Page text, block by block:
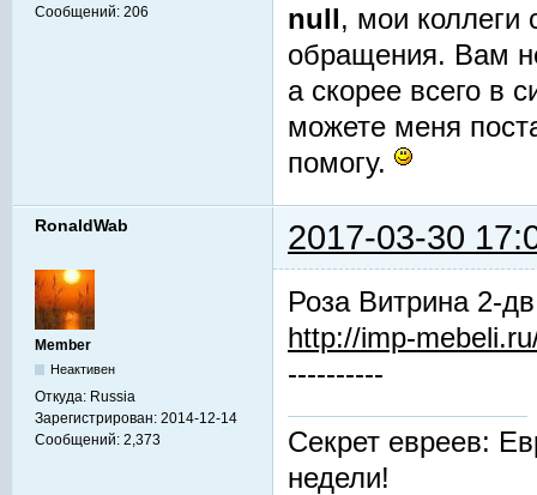
Сообщений: 206
null , мои коллеги
обращения. Вам
а скорее всего в
можете меня
помогу.
RonaldWab 2017-03-30
Member
Неактивен
Откуда: Russia
Зарегистрирован: 2014-12-14
Сообщений: 2,373
Роза Витрина 2-
http://imp-
----------
Секрет евреев:
недели!